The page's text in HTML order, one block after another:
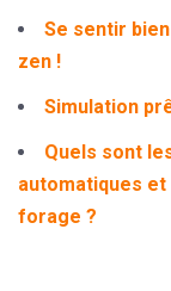
Se sentir
zen !
Simulation
Quels sont
automatiques
forage ?